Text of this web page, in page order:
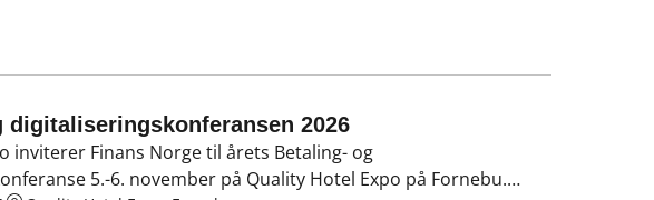
digitaliseringskonferansen 2026
inviterer Finans Norge til årets Betaling- og
5.-6. november på Quality Hotel Expo på Fornebu.